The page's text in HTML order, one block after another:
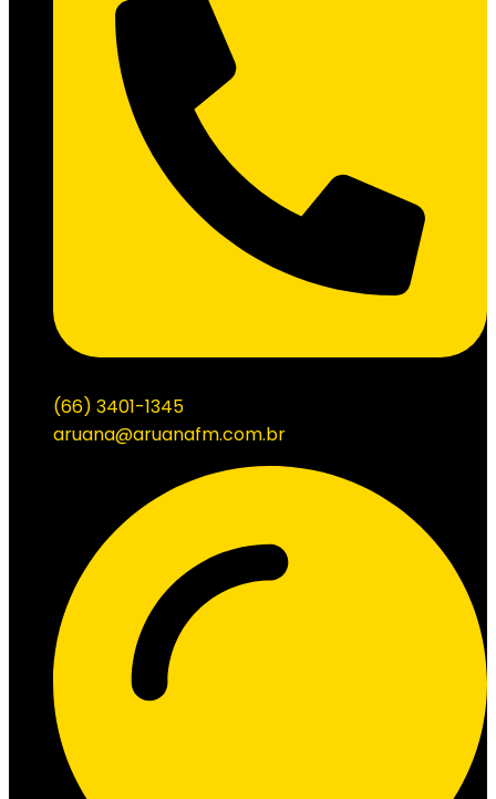
(66) 3401-1345
aruana@aruanafm.com.br